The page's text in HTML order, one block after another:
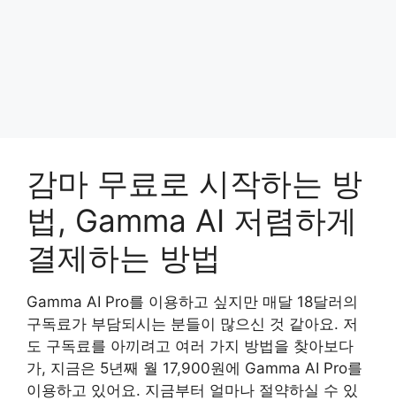
감마 무료로 시작하는 방
법, Gamma AI 저렴하게
결제하는 방법
Gamma AI Pro를 이용하고 싶지만 매달 18달러의
구독료가 부담되시는 분들이 많으신 것 같아요. 저
도 구독료를 아끼려고 여러 가지 방법을 찾아보다
가, 지금은 5년째 월 17,900원에 Gamma AI Pro를
이용하고 있어요. 지금부터 얼마나 절약하실 수 있